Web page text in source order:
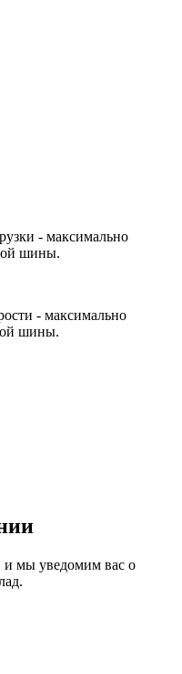
- максимально
шины.
- максимально
шины.
и мы уведомим вас о